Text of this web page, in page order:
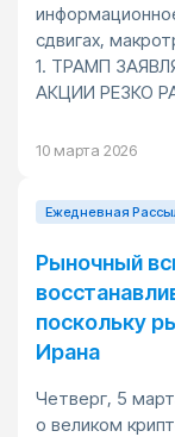
сдвигах,
1. ТРАМП
АКЦИИ РЕЗКО
10 марта 2026
Ежедневная
Рыночный
поскольку
Ирана
Четверг, 5
о великом